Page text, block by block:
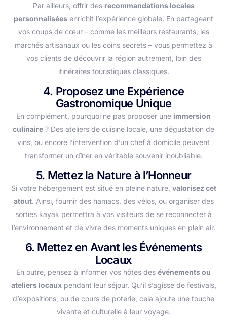
Par ailleurs, offrir des recommandations locales
personnalisées enrichit l’expérience globale. En partageant
vos coups de cœur – comme les meilleurs restaurants, les
marchés artisanaux ou les coins secrets – vous permettez à
vos clients de découvrir la région autrement, loin des
itinéraires touristiques classiques.
4. Proposez une Expérience
Gastronomique Unique
En complément, pourquoi ne pas proposer une immersion
culinaire ? Des ateliers de cuisine locale, une dégustation de
vins, ou encore l’intervention d’un chef à domicile peuvent
transformer un dîner en véritable souvenir inoubliable.
5. Mettez la Nature à l’Honneur
Si votre hébergement est situé en pleine nature, valorisez cet
atout. Ainsi, fournir des hamacs, des vélos, ou organiser des
sorties kayak permettra à vos visiteurs de se reconnecter à
l’environnement et de vivre des moments uniques en plein air.
6. Mettez en Avant les Événements
Locaux
En outre, pensez à informer vos hôtes des événements ou
ateliers locauxpendant leur séjour. Qu’il s’agisse de festivals,
d’expositions, ou de cours de poterie, cela ajoute une touche
vivante et culturelle à leur voyage.